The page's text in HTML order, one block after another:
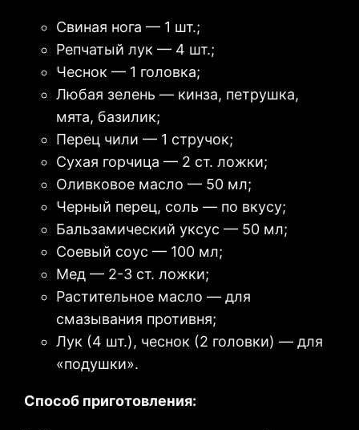
Свиная нога — 1 шт.;
Репчатый лук — 4 шт.;
Чеснок — 1 головка;
Любая зелень — кинза, петрушка,
мята, базилик;
Перец чили — 1 стручок;
Сухая горчица — 2 ст. ложки;
Оливковое масло — 50 мл;
Черный перец, соль — по вкусу;
Бальзамический уксус — 50 мл;
Соевый соус — 100 мл;
Мед — 2-3 ст. ложки;
Растительное масло — для
смазывания противня;
Лук (4 шт.), чеснок (2 головки) — для
«подушки».
Способ приготовления: